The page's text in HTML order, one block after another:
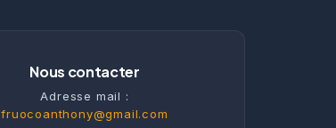
Nous contacter
Adresse mail :
fruocoanthony@gmail.com